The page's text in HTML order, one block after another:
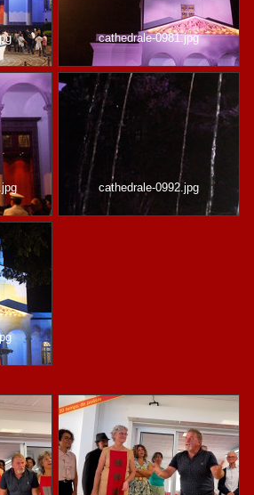
cathedrale-0981.jpg
cathedrale-0992.jpg